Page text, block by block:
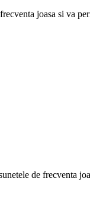
joasa si va
de frecventa